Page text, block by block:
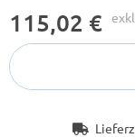
115,02 €